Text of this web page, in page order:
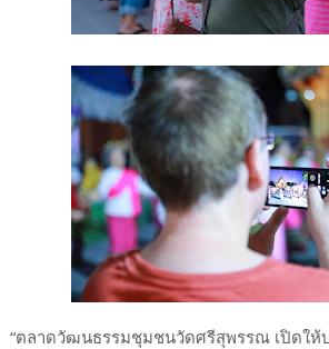
“ตลาดวัฒนธรรมชุมชนวัดศรีสุพรรณ เปิดให้